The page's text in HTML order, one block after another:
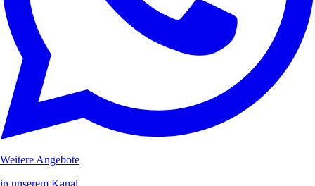
Weitere Angebote
in unserem Kanal